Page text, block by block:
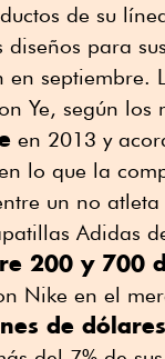
de su
para
septiembre.
Ye, según los
en 2013 y
lo que la
un no
Adidas
200 y 700
Nike en el
de